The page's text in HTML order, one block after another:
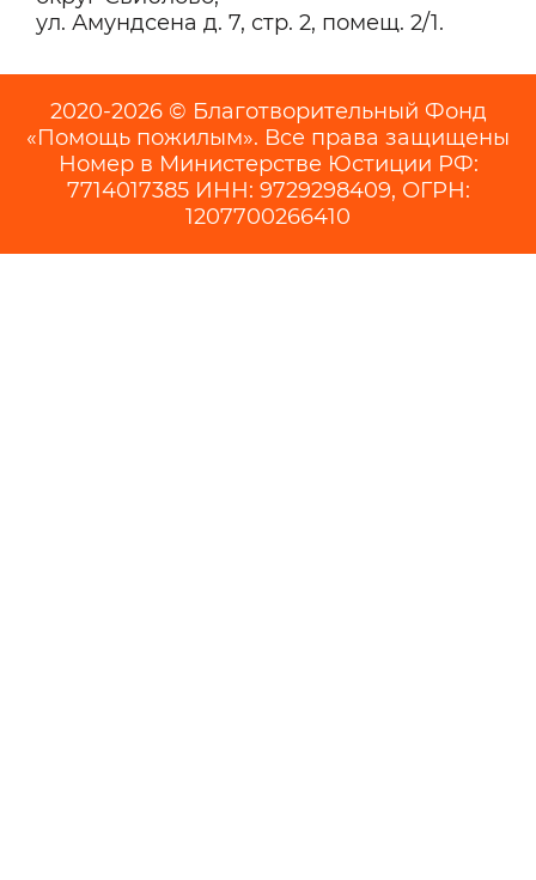
ул. Амундсена д. 7, стр. 2, помещ. 2/1.
2020-2026 © Благотворительный Фонд
«Помощь пожилым». Все права защищены
Номер в Министерстве Юстиции РФ:
7714017385 ИНН: 9729298409, ОГРН:
1207700266410